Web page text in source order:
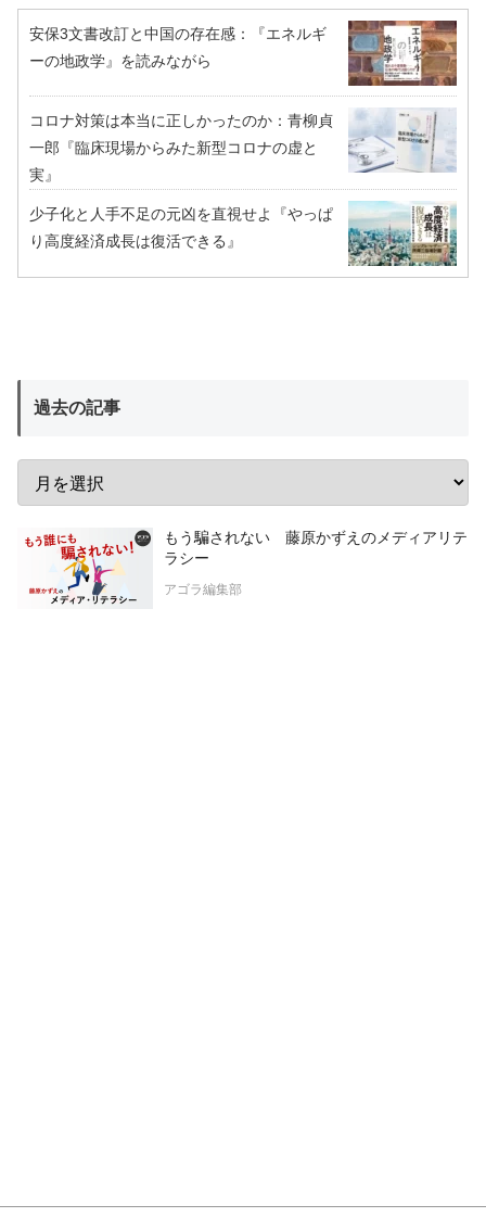
安保3文書改訂と中国の存在感：『エネルギ
ーの地政学』を読みながら
コロナ対策は本当に正しかったのか：青柳貞
一郎『臨床現場からみた新型コロナの虚と
実』
少子化と人手不足の元凶を直視せよ『やっぱ
り高度経済成長は復活できる』
過去の記事
もう騙されない 藤原かずえのメディアリテ
ラシー
アゴラ編集部